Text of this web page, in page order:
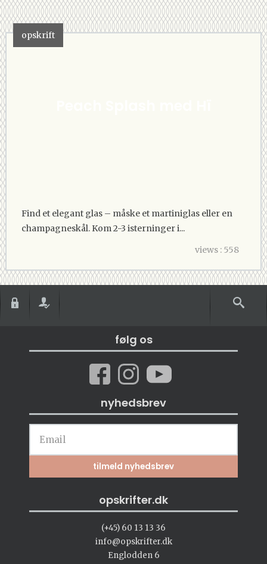
opskrift
Find et elegant glas – måske et martiniglas eller en
champagneskål. Kom 2-3 isterninger i...
views : 558
følg os
nyhedsbrev
opskrifter.dk
(+45) 60 13 13 36
info@opskrifter.dk
Englodden 6